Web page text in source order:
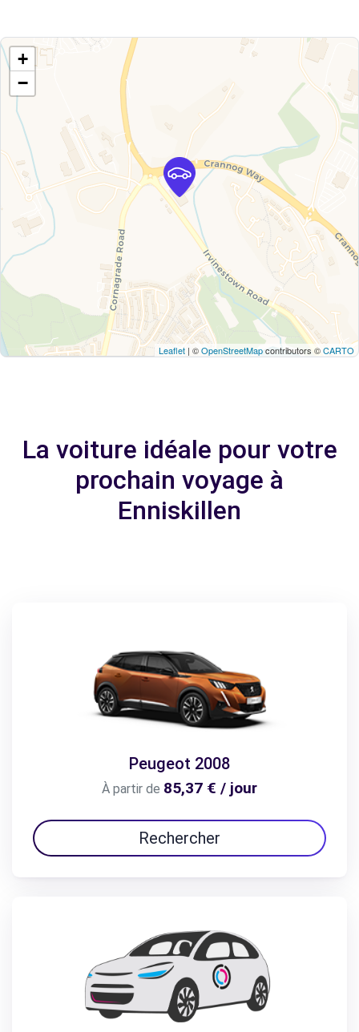
+
−
Leaflet | ©OpenStreetMapcontributors ©CARTO
La voiture idéale pour votre
prochain voyage à
Enniskillen
Peugeot 2008
À partir de 85,37 € / jour
Rechercher